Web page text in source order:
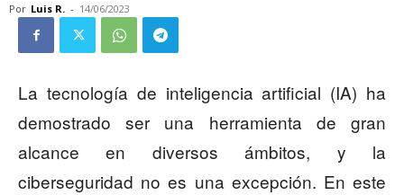
Por Luis R. - 14/06/2023
La tecnología de inteligencia artificial (IA) ha
demostrado ser una herramienta de gran
alcance en diversos ámbitos, y la
ciberseguridad no es una excepción. En este